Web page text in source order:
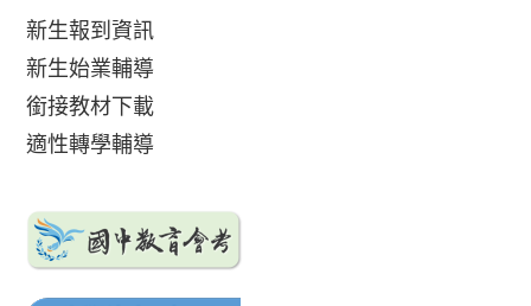
新生報到資訊
新生始業輔導
銜接教材下載
適性轉學輔導